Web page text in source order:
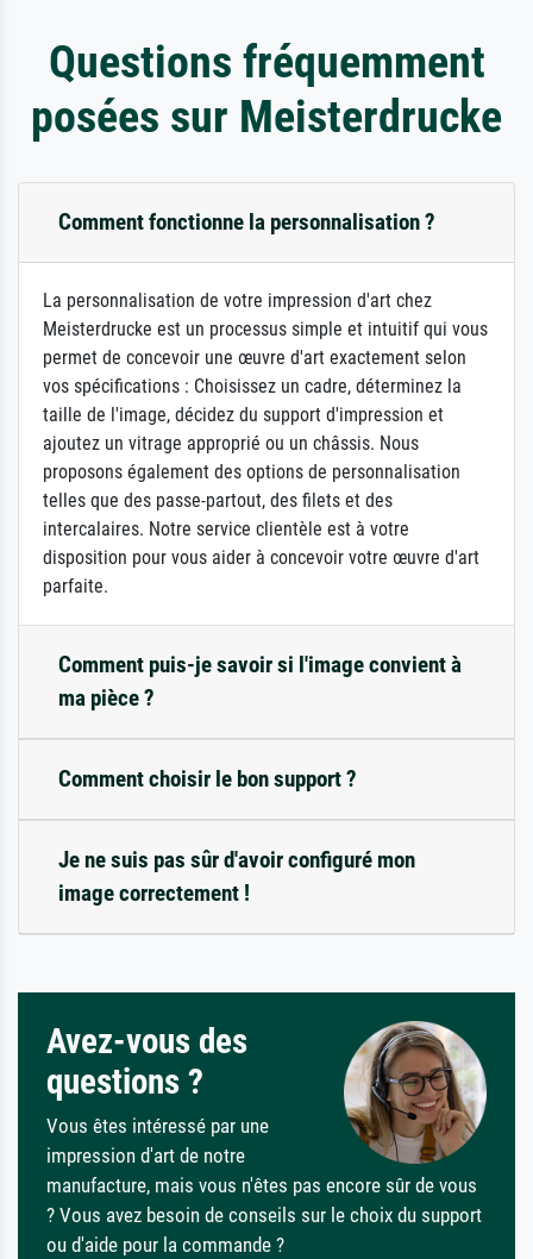
Questions fréquemment
posées sur Meisterdrucke
Comment fonctionne la personnalisation ?
La personnalisation de votre impression d'art chez
Meisterdrucke est un processus simple et intuitif qui vous
permet de concevoir une œuvre d'art exactement selon
vos spécifications : Choisissez un cadre, déterminez la
taille de l'image, décidez du support d'impression et
ajoutez un vitrage approprié ou un châssis. Nous
proposons également des options de personnalisation
telles que des passe-partout, des filets et des
intercalaires. Notre service clientèle est à votre
disposition pour vous aider à concevoir votre œuvre d'art
parfaite.
Comment puis-je savoir si l'image convient à
ma pièce ?
Comment choisir le bon support ?
Je ne suis pas sûr d'avoir configuré mon
image correctement !
Avez-vous des
questions ?
Vous êtes intéressé par une
impression d'art de notre
manufacture, mais vous n'êtes pas encore sûr de vous
? Vous avez besoin de conseils sur le choix du support
ou d'aide pour la commande ?